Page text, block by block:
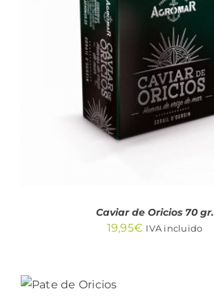
AÑADIR AL CARRITO
DETALLES
Caviar de Oricios 70 gr.
19,95€ IVA incluido
CARRITO